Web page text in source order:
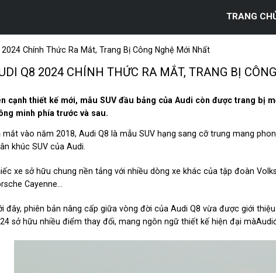
TRANG
Chính Thức Ra Mắt, Trang Bị Công Nghệ Mới Nhất
Q8 2024 CHÍNH THỨC RA MẮT, TRANG BỊ
cạnh thiết kế mới, mẫu SUV đầu bảng của Audi còn được trang bị
minh phía trước và sau.
mắt vào năm 2018, Audi Q8 là mẫu SUV hạng sang cỡ trung mang
khúc SUV của Audi.
xe sở hữu chung nền tảng với nhiều dòng xe khác của tập đoàn
Cayenne...
đây, phiên bản nâng cấp giữa vòng đời của Audi Q8 vừa được giới
sở hữu nhiều điểm thay đổi, mang ngôn ngữ thiết kế hiện đại